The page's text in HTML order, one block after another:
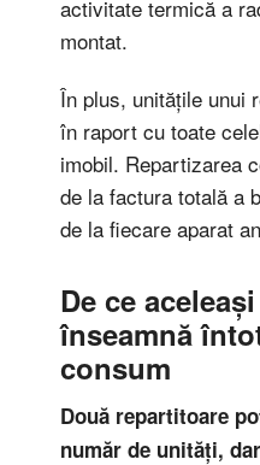
activitate termică a
montat.
În plus, unitățile unui
în raport cu toate
imobil. Repartizarea
de la factura totală a
de la fiecare aparat
De ce
înseamnă
consum
Două repartitoare
număr de unități,